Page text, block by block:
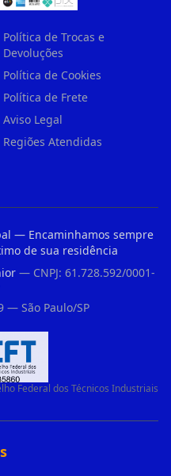
Política de Trocas e
Devoluções
Política de Cookies
Política de Frete
Aviso Legal
Regiões Atendidas
— Encaminhamos sempre
de sua residência
— CNPJ: 61.728.592/0001-
— São Paulo/SP
Federal dos Técnicos Industriais